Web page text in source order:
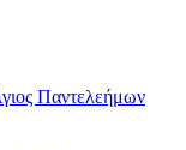
Παντελεήμων